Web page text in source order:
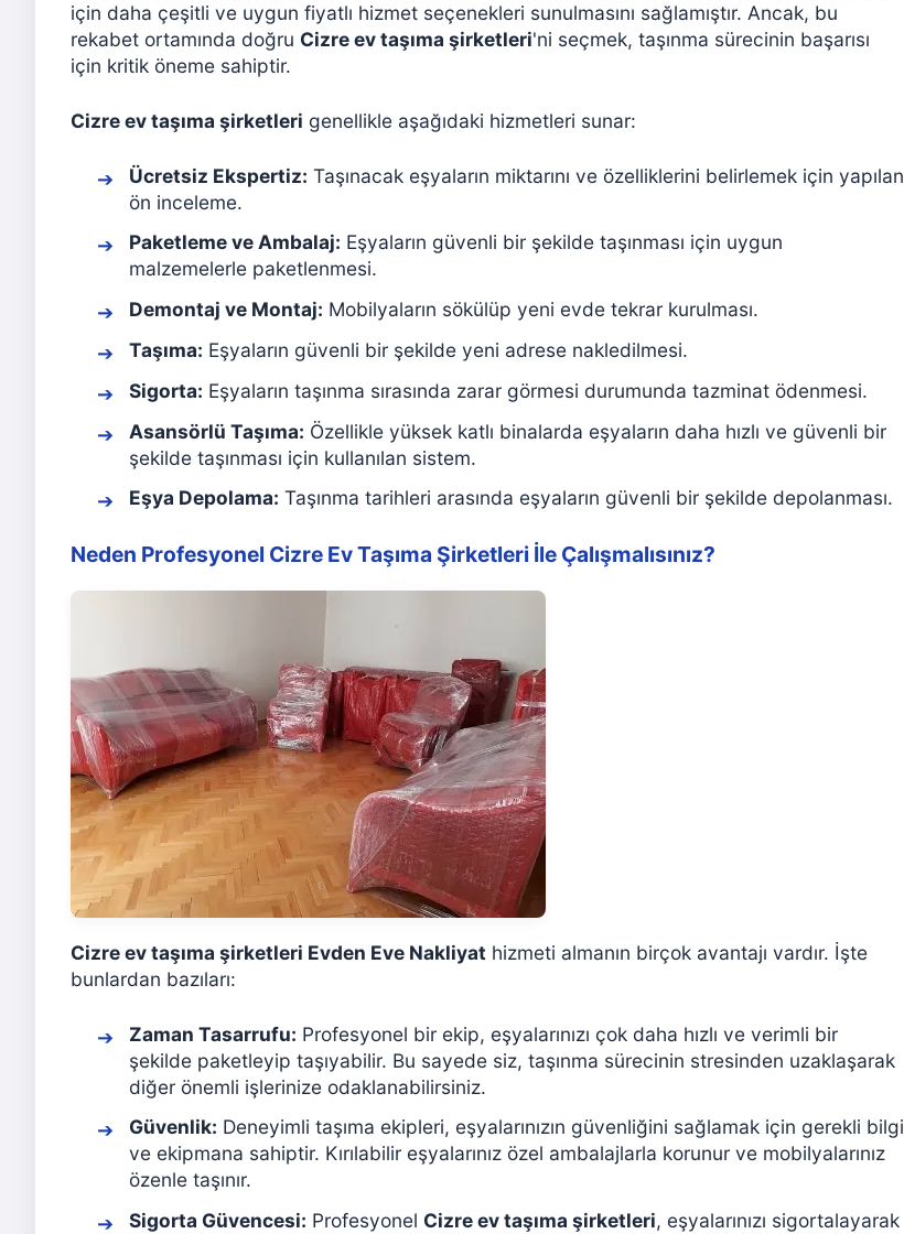
için daha çeşitli ve uygun fiyatlı hizmet seçenekleri sunulmasını sağlamıştır. Ancak, bu
rekabet ortamında doğru Cizre ev taşıma şirketleri'ni seçmek, taşınma sürecinin başarısı
için kritik öneme sahiptir.
Cizre ev taşıma şirketleri genellikle aşağıdaki hizmetleri sunar:
Ücretsiz Ekspertiz: Taşınacak eşyaların miktarını ve özelliklerini belirlemek için yapılan
ön inceleme.
Paketleme ve Ambalaj: Eşyaların güvenli bir şekilde taşınması için uygun
malzemelerle paketlenmesi.
Demontaj ve Montaj: Mobilyaların sökülüp yeni evde tekrar kurulması.
Taşıma: Eşyaların güvenli bir şekilde yeni adrese nakledilmesi.
Sigorta: Eşyaların taşınma sırasında zarar görmesi durumunda tazminat ödenmesi.
Asansörlü Taşıma: Özellikle yüksek katlı binalarda eşyaların daha hızlı ve güvenli bir
şekilde taşınması için kullanılan sistem.
Eşya Depolama: Taşınma tarihleri arasında eşyaların güvenli bir şekilde depolanması.
Neden Profesyonel Cizre Ev Taşıma Şirketleri İle Çalışmalısınız?
Cizre ev taşıma şirketleri Evden Eve Nakliyat hizmeti almanın birçok avantajı vardır. İşte
bunlardan bazıları:
Zaman Tasarrufu: Profesyonel bir ekip, eşyalarınızı çok daha hızlı ve verimli bir
şekilde paketleyip taşıyabilir. Bu sayede siz, taşınma sürecinin stresinden uzaklaşarak
diğer önemli işlerinize odaklanabilirsiniz.
Güvenlik: Deneyimli taşıma ekipleri, eşyalarınızın güvenliğini sağlamak için gerekli bilgi
ve ekipmana sahiptir. Kırılabilir eşyalarınız özel ambalajlarla korunur ve mobilyalarınız
özenle taşınır.
Sigorta Güvencesi: Profesyonel Cizre ev taşıma şirketleri, eşyalarınızı sigortalayarak